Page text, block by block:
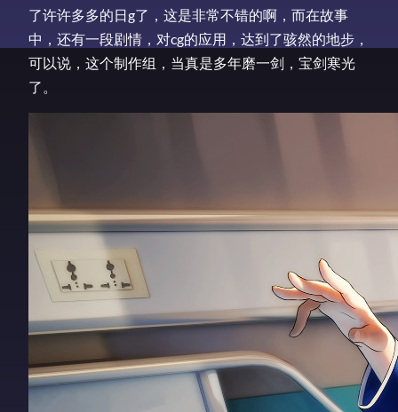
了许许多多的日g了，这是非常不错的啊，而在故事
中，还有一段剧情，对cg的应用，达到了骇然的地步，
可以说，这个制作组，当真是多年磨一剑，宝剑寒光
了。